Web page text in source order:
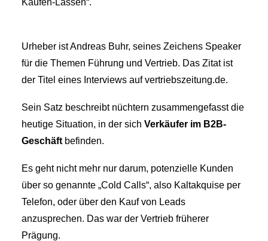
Kaufen-Lassen“.
Urheber ist Andreas Buhr, seines Zeichens Speaker
für die Themen Führung und Vertrieb. Das Zitat ist
der Titel eines Interviews auf vertriebszeitung.de.
Sein Satz beschreibt nüchtern zusammengefasst die
heutige Situation, in der sich Verkäufer im B2B-
Geschäft befinden.
Es geht nicht mehr nur darum, potenzielle Kunden
über so genannte „Cold Calls“, also Kaltakquise per
Telefon, oder über den Kauf von Leads
anzusprechen. Das war der Vertrieb früherer
Prägung.